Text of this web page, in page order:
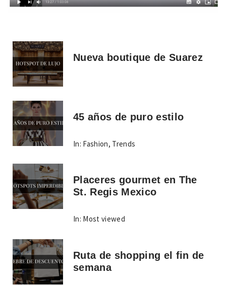
Nueva boutique de Suarez
45 años de puro estilo
In: Fashion, Trends
Placeres gourmet en The
St. Regis Mexico
In: Most viewed
Ruta de shopping el fin de
semana